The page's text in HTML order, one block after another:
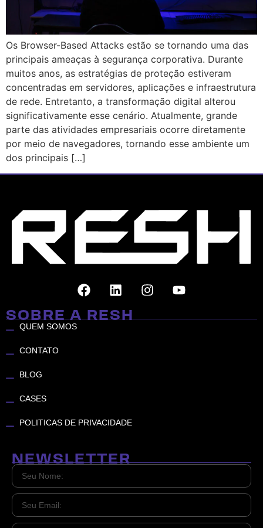
Os Browser-Based Attacks estão se tornando uma das
principais ameaças à segurança corporativa. Durante
muitos anos, as estratégias de proteção estiveram
concentradas em servidores, aplicações e infraestrutura
de rede. Entretanto, a transformação digital alterou
significativamente esse cenário. Atualmente, grande
parte das atividades empresariais ocorre diretamente
por meio de navegadores, tornando esse ambiente um
dos principais […]
SOBRE A RESH
QUEM SOMOS
CONTATO
BLOG
CASES
POLITICAS DE PRIVACIDADE
NEWSLETTER